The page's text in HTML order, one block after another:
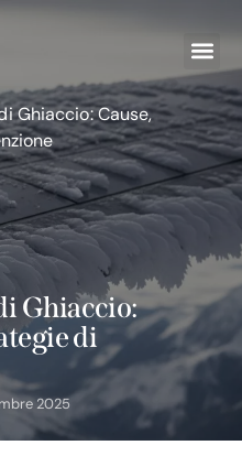
Ghiaccio: Cause,
Ghiaccio:
di
2025